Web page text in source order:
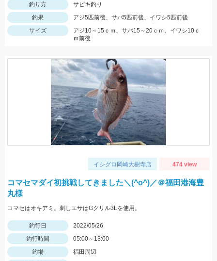
釣り方
サビキ釣り
釣果
アジ5匹前後、サバ5匹前後、イワシ5匹前後
サイズ
アジ10～15ｃｍ、サバ15～20ｃｍ、イワシ10ｃ
ｍ前後
イシグロ岡崎大樹寺店 474 view
コマセマダイ初挑戦してきました＼(^o^)／＠福田港海豊
丸様
コマセはオキアミ。刺しエサはGクリル3Lを使用。
釣行日
2022/05/26
釣行時間
05:00～13:00
釣場
福田周辺